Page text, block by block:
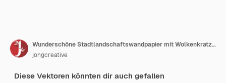
Wunderschöne Stadtlandschaftswandpapier mit Wolkenkratzergebäude-Architektur
jongcreative
Diese Vektoren könnten dir auch gefallen